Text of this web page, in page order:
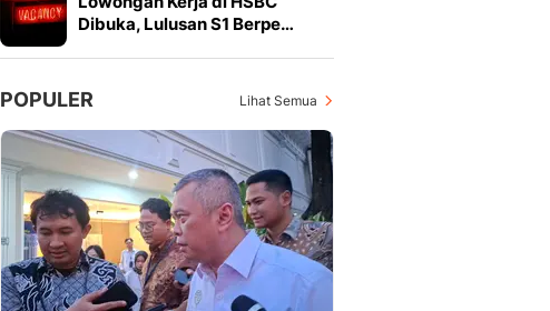
Dibuka, Lulusan S1 Berpe…
POPULER Lihat Semua